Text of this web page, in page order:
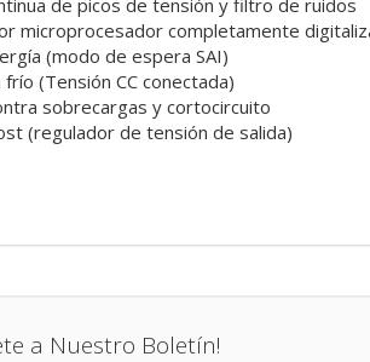
microprocesador completamente
(modo de espera SAI)
frío (Tensión CC conectada)
sobrecargas y cortocircuito
(regulador de tensión de salida)
a Nuestro Boletín!